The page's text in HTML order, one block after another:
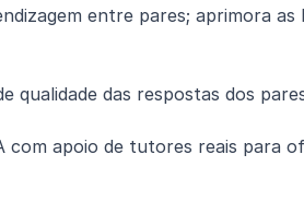
qualidade das respostas dos
com apoio de tutores reais para